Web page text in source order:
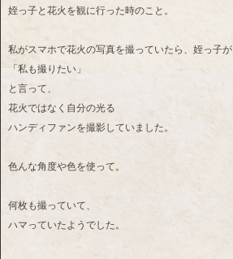
姪っ子と花火を観に行った時のこと。
私がスマホで花火の写真を撮っていたら、姪っ子が
「私も撮りたい」
と言って、
花火ではなく自分の光る
ハンディファンを撮影していました。
色んな角度や色を使って。
何枚も撮っていて、
ハマっていたようでした。